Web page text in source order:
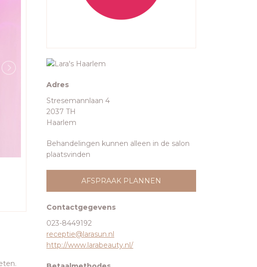
Adres
Stresemannlaan 4
2037 TH
Haarlem
Behandelingen kunnen alleen in de salon
plaatsvinden
AFSPRAAK PLANNEN
Contactgegevens
023-8449192
receptie@larasun.nl
http://www.larabeauty.nl/